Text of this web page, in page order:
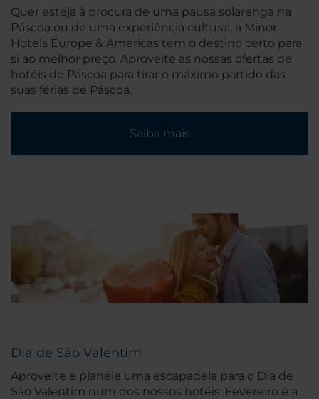
Quer esteja à procura de uma pausa solarenga na
Páscoa ou de uma experiência cultural, a Minor
Hotels Europe & Americas tem o destino certo para
si ao melhor preço. Aproveite as nossas ofertas de
hotéis de Páscoa para tirar o máximo partido das
suas férias de Páscoa.
Saiba mais
Dia de São Valentim
Aproveite e planeie uma escapadela para o Dia de
São Valentim num dos nossos hotéis. Fevereiro é a